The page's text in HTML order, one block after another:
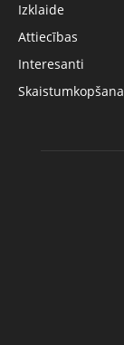
Izklaide
Attiecības
Interesanti
Skaistumkopšana